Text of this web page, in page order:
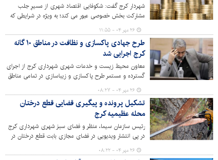
شهردار کرج گفت: شکوفایی اقتصاد شهری از مسیرِ جلب
مشارکت بخش خصوصی عبور می کند؛ به ویژه در شرایطی که
صنعت ساختمان‌سازی در رکود به سر می برد و آمار صدور
پروانه ساختمانی به نحو ملموسی کاهش یافته است.
۲۶ مهر ۰۴ - ۱۱:۵۵
طرح جهادی پاکسازی و نظافت در مناطق ۱۰ گانه
کرج اجرایی شد
معاون محیط زیست و خدمات شهری شهرداری کرج از اجرای
گسترده و مستمر طرح پاکسازی و زیباسازی در تمامی مناطق
دهگانه این شهر خبر داد و هدف از این اقدام را ارتقای کیفیت
زندگی شهروندان و رفع زوائد بصری عنوان کرد.
۲۶ مهر ۰۴ - ۰۸:۲۷
تشکیل پرونده و پیگیری قضایی قطع درختان
محله عظیمیه کرج
رئیس سازمان سیما، منظر و فضای سبز شهری شهرداری کرج
در پی انتشار ویدیویی در فضای مجازی بابت قطع درختان در
برخورد قانونی با متخلفان قطع درخت انجام شده است.
۲۶ مهر ۰۴ - ۰۸:۲۲